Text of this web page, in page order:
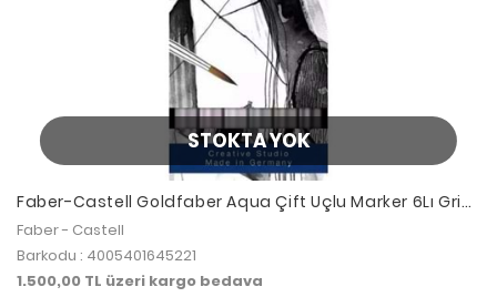
STOKTA YOK
Faber-Castell Goldfaber Aqua Çift Uçlu Marker 6Lı Gri
Tonlar
Faber - Castell
Barkodu : 4005401645221
1.500,00 TL üzeri kargo bedava